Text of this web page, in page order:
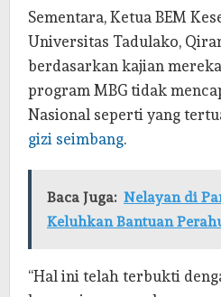
Sementara, Ketua BEM
Universitas Tadulako,
berdasarkan kajian
program MBG tidak
Nasional seperti yang
gizi seimbang.
Baca Juga: Nelayan di
Keluhkan Bantuan
“Hal ini telah terbukti